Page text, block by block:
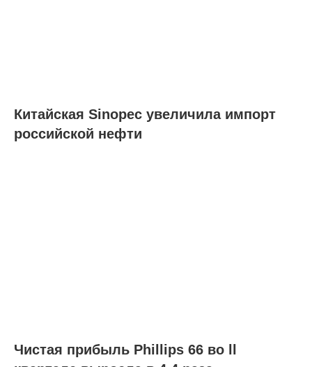
Китайская Sinopec увеличила импорт
российской нефти
Чистая прибыль Phillips 66 во ll